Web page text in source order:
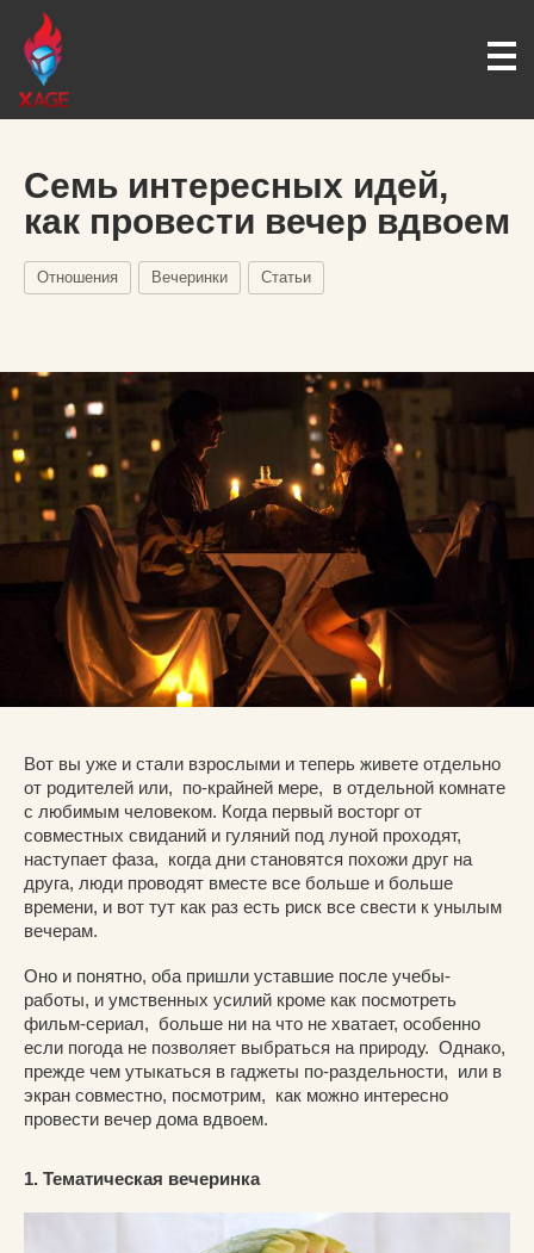
Семь интересных идей,
как провести вечер вдвоем
Отношения Вечеринки Статьи
Вот вы уже и стали взрослыми и теперь живете отдельно
от родителей или, по-крайней мере, в отдельной комнате
с любимым человеком. Когда первый восторг от
совместных свиданий и гуляний под луной проходят,
наступает фаза, когда дни становятся похожи друг на
друга, люди проводят вместе все больше и больше
времени, и вот тут как раз есть риск все свести к унылым
вечерам.
Оно и понятно, оба пришли уставшие после учебы-
работы, и умственных усилий кроме как посмотреть
фильм-сериал, больше ни на что не хватает, особенно
если погода не позволяет выбраться на природу. Однако,
прежде чем утыкаться в гаджеты по-раздельности, или в
экран совместно, посмотрим, как можно интересно
провести вечер дома вдвоем.
1. Тематическая вечеринка